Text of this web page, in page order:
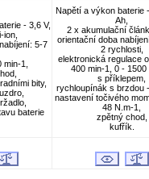
- 3,6 V,
ion,
5-7
1,
bity,
baterie
Napětí a výkon baterie
Ah,
2 x akumulační
orientační doba
2 rychlosti,
elektronická regulace
400 min-1, 0 - 1500
s příklepem,
rychloupínák s brzdou
nastavení točivého
48 N.m-1,
zpětný chod,
kufřík.